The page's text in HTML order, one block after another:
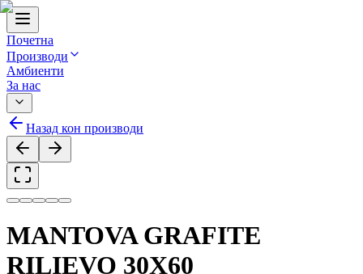
Почетна
Производи
Амбиенти
За нас
Назад кон производи
MANTOVA GRAFITE
RILIEVO 30X60